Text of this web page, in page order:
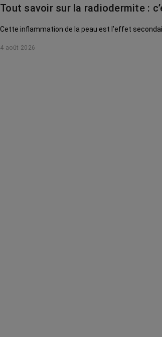
Tout savoir sur la radiodermite :
Cette inflammation de la peau est l’effet
4 août 2026